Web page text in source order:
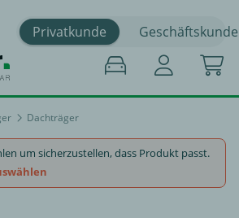
Privatkunde Geschäftskunde
Dachträger
um sicherzustellen, dass Produkt passt.